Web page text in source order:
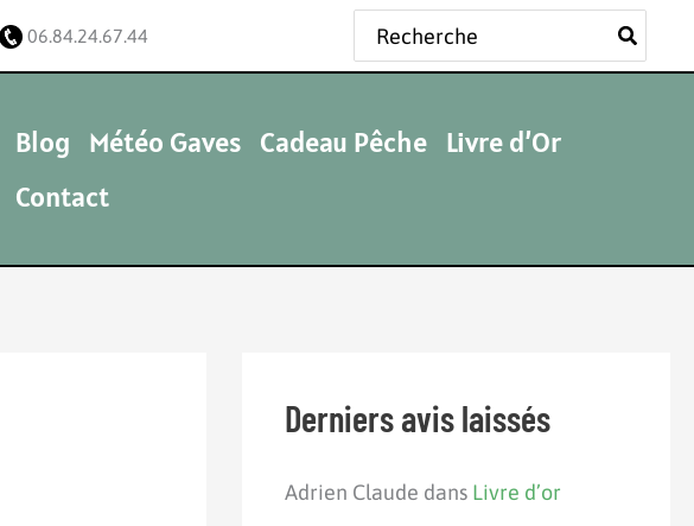
06.84.24.67.44
Rechercher:
Blog Météo Gaves Cadeau Pêche Livre d’Or
Contact
Derniers avis laissés
Adrien Claude dans Livre d’or